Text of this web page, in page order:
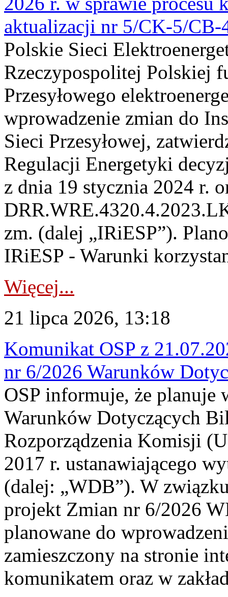
aktualizacji nr 5/CK-5/CB-
Polskie Sieci
Rzeczypospolitej Polskiej
Przesyłowego
wprowadzenie zmian do
Sieci Przesyłowej,
Regulacji Energetyki
z dnia 19 stycznia 2024 r.
zm. (dalej „IRiESP”).
IRiESP - Warunki
Więcej...
21 lipca 2026, 13:18
Komunikat OSP z
nr 6/2026 Warunków
OSP informuje, że planuje
Warunków Dotyczących
Rozporządzenia Komisji
2017 r. ustanawiającego
(dalej: „WDB”). W
projekt Zmian nr 6/2026
planowane do
zamieszczony na stronie
komunikatem oraz w